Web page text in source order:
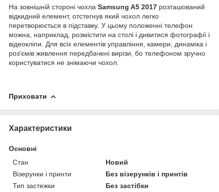
На зовнішній стороні чохла Samsung A5 2017 розташований
відкидний елемент, отстегнув який чохол легко
перетворюється в підставку. У цьому положенні телефон
можна, наприклад, розмістити на столі і дивитися фотографії і
відеокліпи. Для всіх елементів управління, камери, динаміка і
роз'ємів живлення передбачені вирізи, бо телефоном зручно
користуватися не знімаючи чохол.
Приховати
Характеристики
Основні
Стан
Новий
Візерунки і принти
Без візерунків і принтів
Тип застежки
Без застібки